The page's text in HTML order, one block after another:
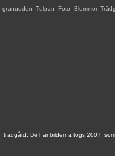
granudden Tulpan Foto Blommor,
De här bilderna togs 2007,